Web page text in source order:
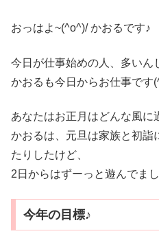
おっはよ~(^o^)/ かおるです♪
今日が仕事始めの人、多いん
かおるも今日からお仕事です
あなたはお正月はどんな風に
かおるは、元旦は家族と初詣
たりしたけど、
2日からはずーっと遊んでまし
今年の目標♪